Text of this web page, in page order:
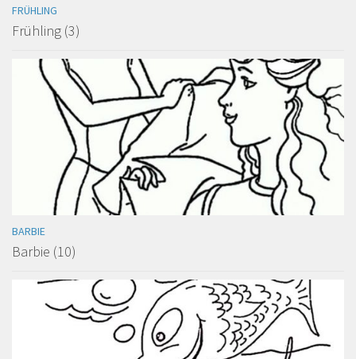
FRÜHLING
Frühling (3)
BARBIE
Barbie (10)